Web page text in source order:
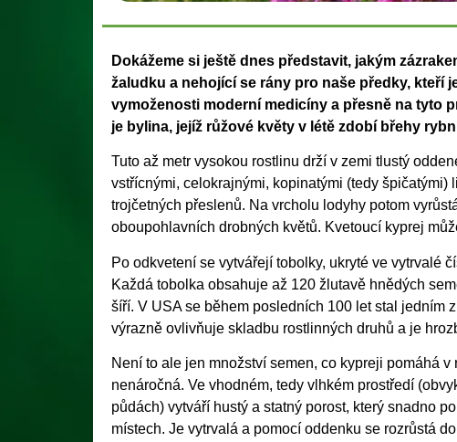
Dokážeme si ještě dnes představit, jakým
žaludku a nehojící se rány pro naše předky, kteří
vymoženosti moderní medicíny a přesně na tyto
je bylina, jejíž růžové květy v létě zdobí břehy
Tuto až metr vysokou rostlinu drží v zemi tlustý
vstřícnými, celokrajnými, kopinatými (tedy
trojčetných přeslenů. Na vrcholu lodyhy potom
oboupohlavních drobných květů. Kvetoucí kyprej
Po odkvetení se vytvářejí tobolky, ukryté ve vytrvalé
Každá tobolka obsahuje až 120 žlutavě hnědých
šíří. V USA se během posledních 100 let stal jedním
výrazně ovlivňuje skladbu rostlinných druhů a je
Není to ale jen množství semen, co kypreji pomáhá
nenáročná. Ve vhodném, tedy vlhkém prostředí
půdách) vytváří hustý a statný porost, který snadno
místech. Je vytrvalá a pomocí oddenku se rozrůstá